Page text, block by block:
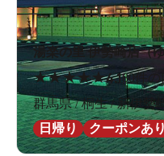
湯楽の里 伊勢崎店（
★★★★★4.180件
群馬県 / 桐生 / 新伊勢
日帰り
クーポンあり